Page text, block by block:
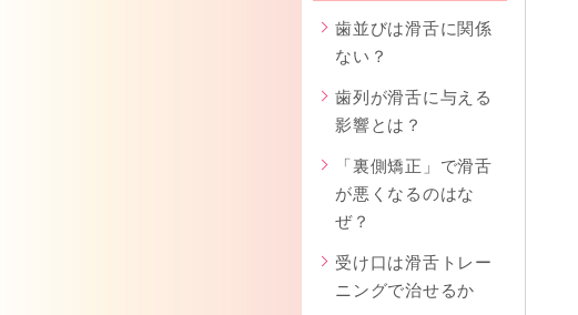
歯並びは滑舌に関係
ない？
歯列が滑舌に与える
影響とは？
「裏側矯正」で滑舌
が悪くなるのはな
ぜ？
受け口は滑舌トレー
ニングで治せるか